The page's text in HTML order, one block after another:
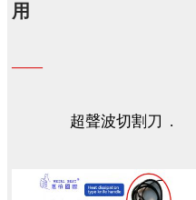
用
——
超聲波切割刀 .